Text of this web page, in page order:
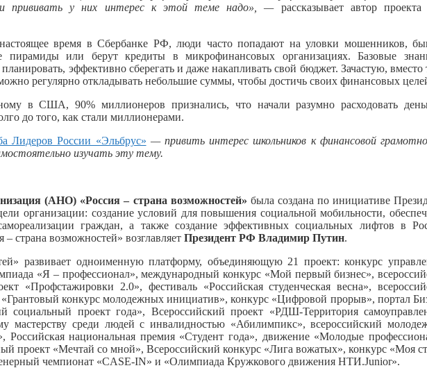
и прививать у них интерес к этой теме надо», —рассказывает автор проекта
время в Сбербанке РФ, люди часто попадают на уловки мошенников,
пирамиды или берут кредиты в микрофинансовых организациях. Базовые
эффективно сберегать и даже накапливать свой бюджет. Зачастую, вместо
регулярно откладывать небольшие суммы, чтобы достичь своих финансовых
в США, 90% миллионеров признались, что начали разумно расходовать
до того, как стали миллионерами.
Лидеров России «Эльбрус» — привить интерес школьников к финансовой
изучать эту тему.
(АНО) «Россия – страна возможностей» была создана по инициативе
организации: создание условий для повышения социальной мобильности,
граждан, а также создание эффективных социальных лифтов в
страна возможностей» возглавляет Президент РФ Владимир Путин.
развивает одноименную платформу, объединяющую 21 проект: конкурс
«Я – профессионал», международный конкурс «Мой первый бизнес»,
«Профстажировки 2.0», фестиваль «Российская студенческая весна»,
«Грантовый конкурс молодежных инициатив», конкурс «Цифровой прорыв», портал
проект года», Всероссийский проект «РДШ-Территория
мастерству среди людей с инвалидностью «Абилимпикс», всероссийский
Российская национальная премия «Студент года», движение «Молодые
проект «Мечтай со мной», Всероссийский конкурс «Лига вожатых», конкурс «Моя
чемпионат «CASE-IN» и «Олимпиада Кружкового движения НТИ.Junior».